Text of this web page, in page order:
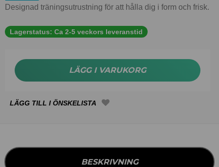
Designad träningsutrustning för att hålla dig i form och frisk.
Lagerstatus: Ca 2-5 veckors leveranstid
LÄGG I VARUKORG
BESKRIVNING